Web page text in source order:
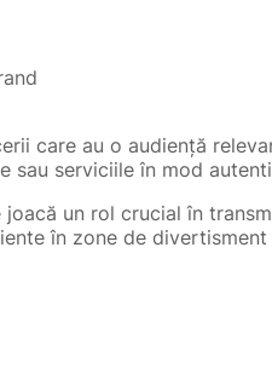
care au o audiență
sau serviciile în mod
un rol crucial în
în zone de divertisment